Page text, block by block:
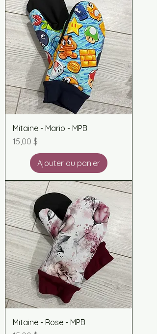
Mitaine - Mario - MPB
Prix
15,00 $
Ajouter au panier
Mitaine - Rose - MPB